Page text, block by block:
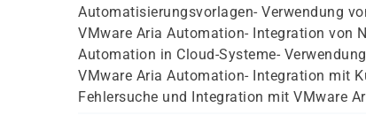
Automatisierungsvorlagen- Verwendung
VMware Aria Automation- Integration von
Automation in Cloud-Systeme-
VMware Aria Automation- Integration mit
Fehlersuche und Integration mit VMware